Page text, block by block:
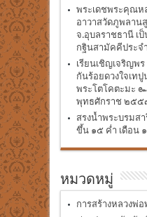
พระเดชพระคุณห
อาวาสวัดภูพลาน
จ.อุบลราชธานี เ
กฐินสามัคคีประ
เรียนเชิญเจริญพ
กันร้อยดวงใจเท
พระโตโคตะมะ
พุทธศักราช ๒๕๕
สรงน้ำพระบรมส
ขึ้น ๑๕ ค่ำ เดือน
หมวดหมู่
การสร้างหลวงพ่